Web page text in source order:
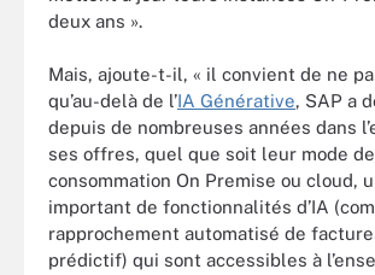
deux ans ».
Mais, ajoute-t-il, « il convient de ne
qu’au-delà de l’IA Générative, SAP a
depuis de nombreuses années dans
ses offres, quel que soit leur mode de
consommation On Premise ou cloud,
important de fonctionnalités d’IA
rapprochement automatisé de
prédictif) qui sont accessibles à